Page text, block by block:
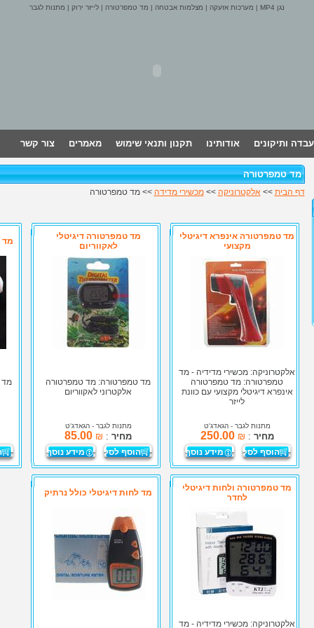
נגן MP4 | מערכות אזעקה | מצלמות אבטחה | מד טמפרטורה | לייזר ירוק | מתנות לגבר
ותיקונים אודותינו תקנון ותנאי שימוש מאמרים צור קשר
מד טמפרטורה
דף הבית >> אלקטרוניקה >>מכשירי מדידה >> מד טמפרטורה
מד טמפרטורה אינפרא דיגיטלי
מקצועי
אלקטרוניקה: מכשירי מדידיה - מד
טמפרטורה: מד טמפרטורה
אינפרא דיגיטלי מקצועי עם כוונת
לייזר
מתנות לגבר - הגאדג'ט
מחיר :
₪
250.00
הוסף לסל מידע נוסף
מד טמפרטורה דיגיטלי
לאקווריום
מד טמפרטורה: מד טמפרטורה
אלקטרוני לאקווריום
מתנות לגבר - הגאדג'ט
מחיר :
₪
85.00
הוסף לסל מידע נוסף
מד
מד
מד טמפרטורה ולחות דיגיטלי
לחדר
אלקטרוניקה: מכשירי מדידיה - מד
מד לחות דיגיטלי כולל נרתיק